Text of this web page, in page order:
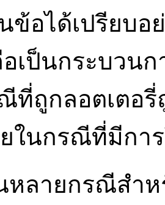
ข้อได้เปรียบ
อเป็นกระบวน
ที่ถูกลอตเตอรี่
ในกรณีที่มีการ
หลายกรณีสำ